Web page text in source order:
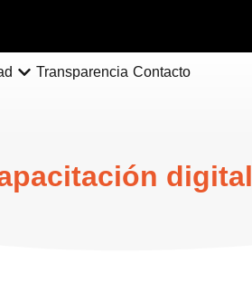
Transparencia Contacto
digital